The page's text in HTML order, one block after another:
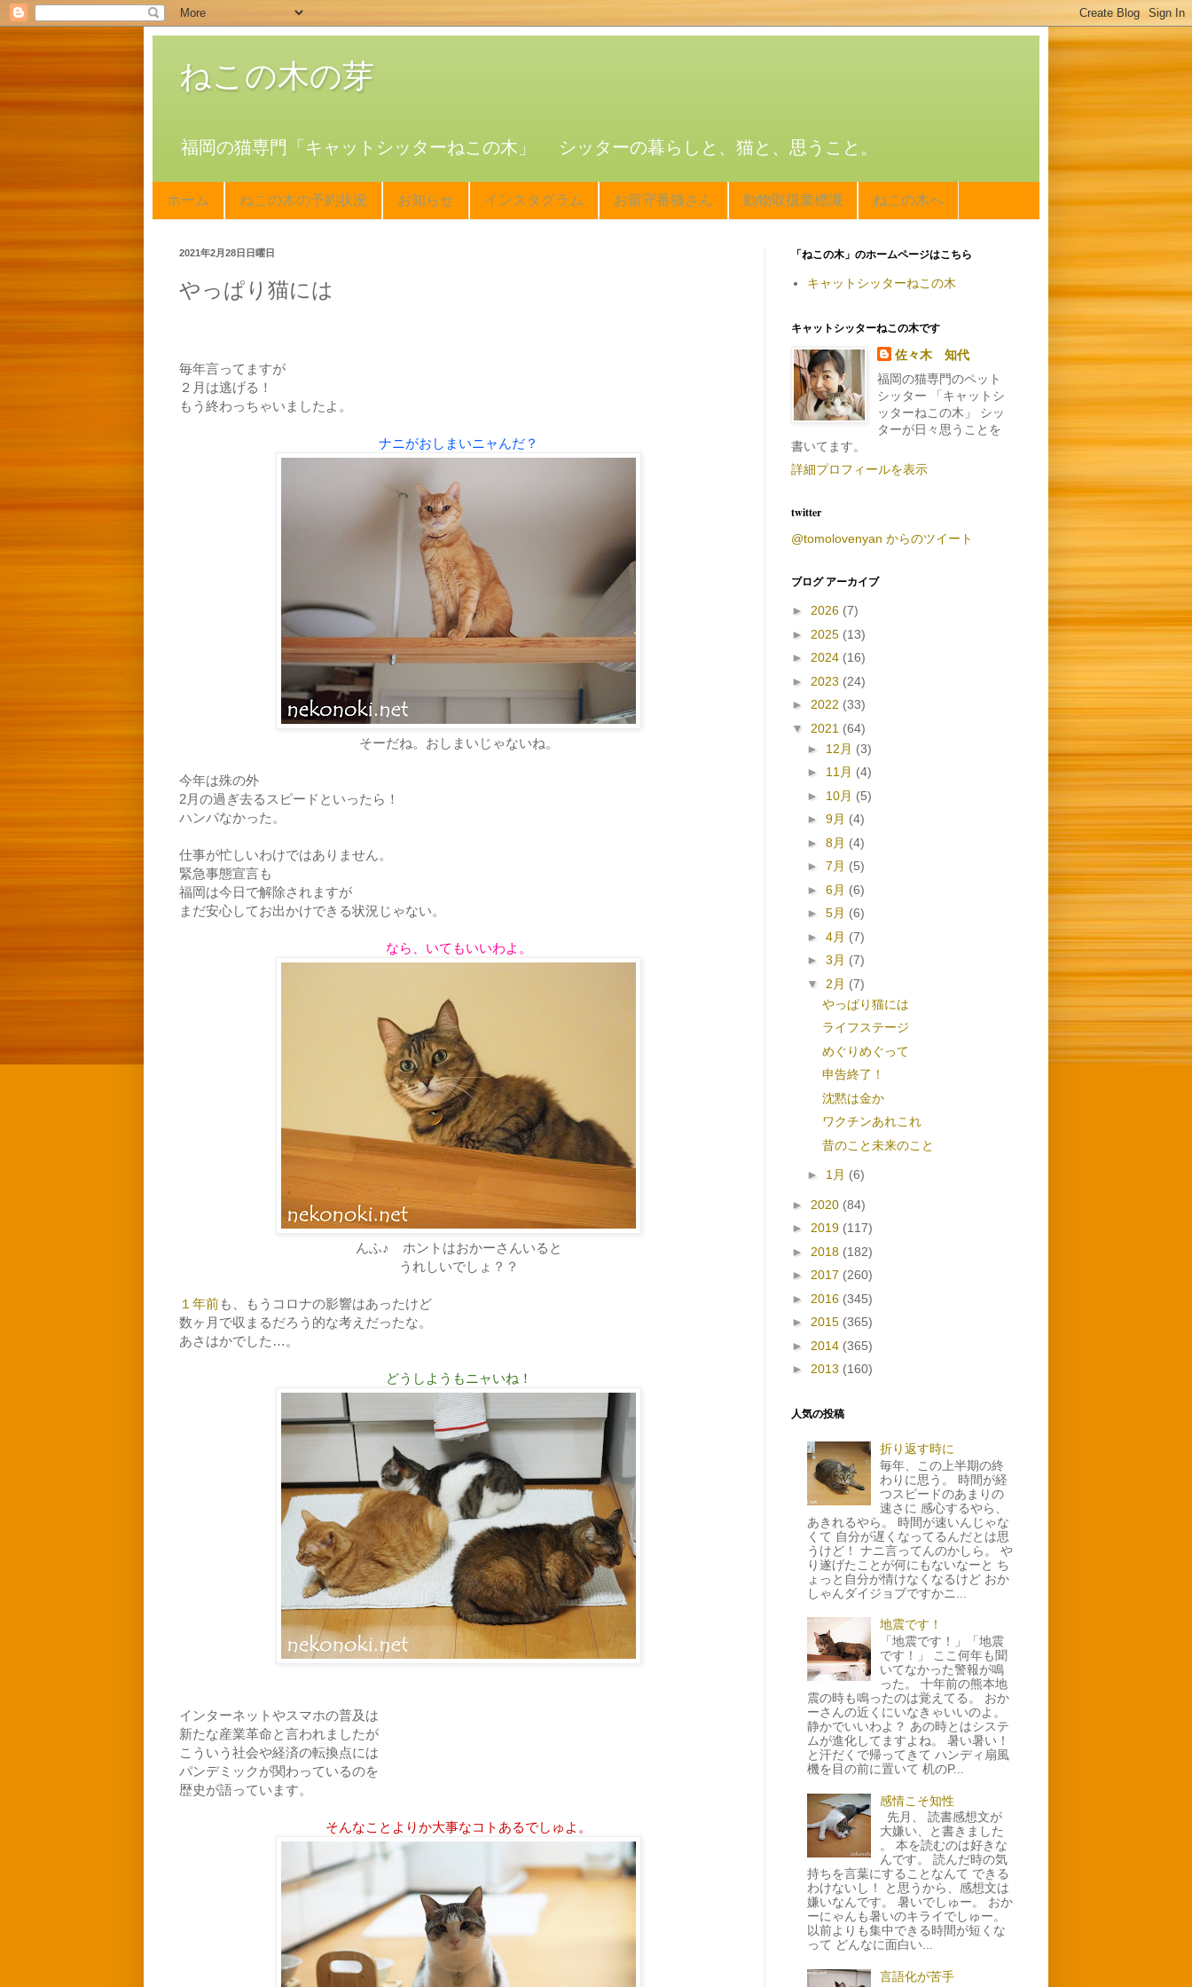
ねこの木の芽
福岡の猫専門「キャットシッターねこの木」 シッターの暮らしと、猫と、思うこと。
ホーム ねこの木の予約状況 お知らせ インスタグラム お留守番猫さん 動物取扱業標識 ねこの木へ
2021年2月28日日曜日
やっぱり猫には
毎年言ってますが
２月は逃げる！
もう終わっちゃいましたよ。
ナニがおしまいニャんだ？
そーだね。おしまいじゃないね。
今年は殊の外
2月の過ぎ去るスピードといったら！
ハンパなかった。
仕事が忙しいわけではありません。
緊急事態宣言も
福岡は今日で解除されますが
まだ安心してお出かけできる状況じゃない。
なら、いてもいいわよ。
んふ♪ ホントはおかーさんいると
うれしいでしょ？？
１年前も、もうコロナの影響はあったけど
数ヶ月で収まるだろう的な考えだったな。
あさはかでした…。
どうしようもニャいね！
インターネットやスマホの普及は
新たな産業革命と言われましたが
こういう社会や経済の転換点には
パンデミックが関わっているのを
歴史が語っています。
そんなことよりか大事なコトあるでしゅよ。
「ねこの木」のホームページはこちら
キャットシッターねこの木
キャットシッターねこの木です
佐々木 知代
福岡の猫専門のペット
シッター 「キャットシ
ッターねこの木」 シッ
ターが日々思うことを
書いてます。
詳細プロフィールを表示
twitter
@tomolovenyan からのツイート
ブログ アーカイブ
► 2026 (7)
► 2025 (13)
► 2024 (16)
► 2023 (24)
► 2022 (33)
▼ 2021 (64)
► 12月 (3)
► 11月 (4)
► 10月 (5)
► 9月 (4)
► 8月 (4)
► 7月 (5)
► 6月 (6)
► 5月 (6)
► 4月 (7)
► 3月 (7)
▼ 2月 (7)
やっぱり猫には
ライフステージ
めぐりめぐって
申告終了！
沈黙は金か
ワクチンあれこれ
昔のこと未来のこと
► 1月 (6)
► 2020 (84)
► 2019 (117)
► 2018 (182)
► 2017 (260)
► 2016 (345)
► 2015 (365)
► 2014 (365)
► 2013 (160)
人気の投稿
折り返す時に
毎年、この上半期の終
わりに思う。 時間が経
つスピードのあまりの
速さに 感心するやら、
あきれるやら。 時間が速いんじゃな
くて 自分が遅くなってるんだとは思
うけど！ ナニ言ってんのかしら。 や
り遂げたことが何にもないなーと ち
ょっと自分が情けなくなるけど おか
しゃんダイジョブですかニ...
地震です！
「地震です！」「地震
です！」 ここ何年も聞
いてなかった警報が鳴
った。 十年前の熊本地
震の時も鳴ったのは覚えてる。 おか
ーさんの近くにいなきゃいいのよ。
静かでいいわよ？ あの時とはシステ
ムが進化してますよね。 暑い暑い！
と汗だくで帰ってきて ハンディ扇風
機を目の前に置いて 机のP...
感情こそ知性
先月、 読書感想文が
大嫌い、と書きました
。 本を読むのは好きな
んです。 読んだ時の気
持ちを言葉にすることなんて できる
わけないし！ と思うから、感想文は
嫌いなんです。 暑いでしゅー。 おか
ーにゃんも暑いのキライでしゅー。
以前よりも集中できる時間が短くな
って どんなに面白い...
言語化が苦手